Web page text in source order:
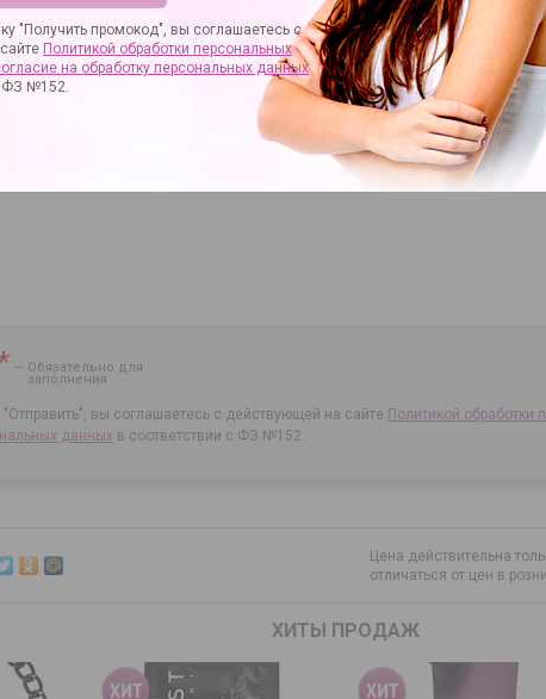
— Обязательно для
заполнения
вы соглашаетесь с действующей на сайте Политикой обработки
данных в соответствии с ФЗ №152.
Цена действительна
отличаться от цен в
ХИТЫ ПРОДАЖ
"Получить промокод", вы соглашаетесь с
Политикой обработки персональных
на обработку персональных данных
ФЗ №152.